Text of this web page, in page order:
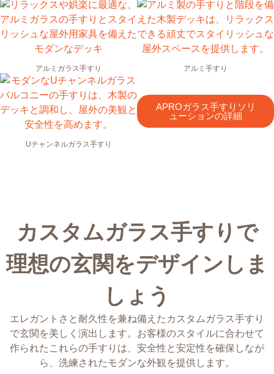
アルミガラス手すり アルミ手すり
Uチャンネルガラス手すり
APROガラス手すりソリ
ューションの詳細
カスタムガラス手すりで
理想の玄関をデザインしま
しょう
エレガントさと耐久性を兼ね備えたカスタムガラス手すり
で玄関を美しく演出します。お客様のスタイルに合わせて
作られたこれらの手すりは、安全性と安定性を確保しなが
ら、洗練されたモダンな外観を提供します。